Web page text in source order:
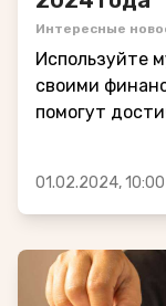
Интересные
Используйте
своими
помогут
01.02.2024, 10:00